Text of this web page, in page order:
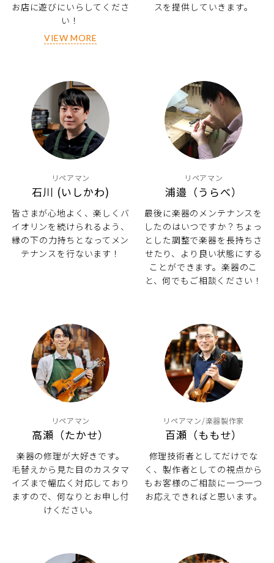
お店に遊びにいらしてくださ
い！
VIEW MORE
スを提供していきます。
リペアマン
石川 (いしかわ)
皆さまが心地よく、楽しくバ
イオリンを続けられるよう、
縁の下の力持ちとなってメン
テナンスを行ないます！
リペアマン
浦邉（うらべ）
最後に楽器のメンテナンスを
したのはいつですか？ちょっ
とした調整で楽器を長持ちさ
せたり、より良い状態にする
ことができます。楽器のこ
と、何でもご相談ください！
リペアマン
高瀬（たかせ）
楽器の修理が大好きです。
毛替えから見た目のカスタマ
イズまで幅広く対応しており
ますので、何なりとお申し付
けください。
リペアマン/楽器製作家
百瀬（ももせ）
修理技術者としてだけでな
く、製作者としての視点から
もお客様のご相談に一つ一つ
お応えできればと思います。